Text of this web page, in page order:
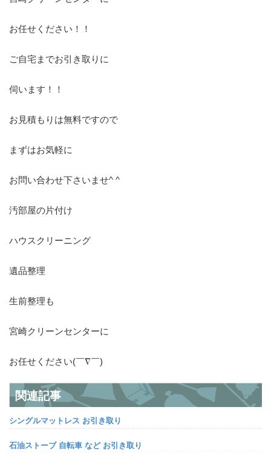
お任せください！！
ご自宅までお引き取りに
伺います！！
お見積もりは無料ですので
まずはお気軽に
お問い合わせ下さいませ^ ^
汚部屋の片付け
ハウスクリーニング
遺品整理
生前整理も
宮崎クリーンセンターに
お任せください(￣∇￣)
関連記事
シングルマットレス お引き取り
石油ストーブ 自転車 など お引き取り